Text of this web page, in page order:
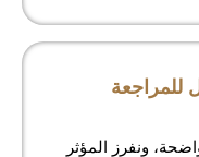
للمراجعة
ونفرز المؤثر